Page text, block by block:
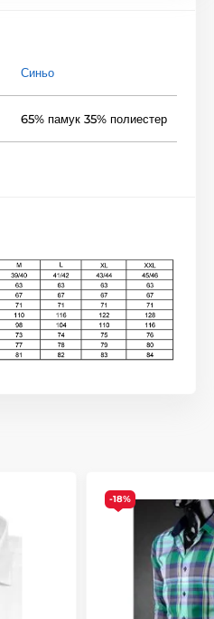
Синьо
65% памук 35% полиестер
-18%